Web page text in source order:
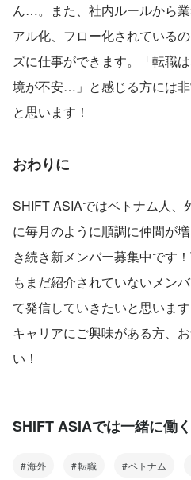
ん…。また、社内ルールから
アル化、フロー化されている
ズに仕事ができます。「転職
境が不安…」と感じる方には
と思います！
おわりに
SHIFT ASIAではベトナム人、
に毎月のように順調に仲間が
き続き新メンバー募集中です
もまだ紹介されていないメン
て発信していきたいと思いま
キャリアにご興味がある方、
い！
SHIFT ASIAでは一緒に働
海外 転職 ベトナム